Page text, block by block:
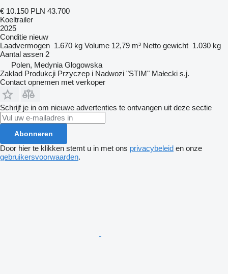
€ 10.150 PLN 43.700
Koeltrailer
2025
Conditie nieuw
Laadvermogen 1.670 kg Volume 12,79 m³ Netto gewicht 1.030 kg
Aantal assen 2
Polen, Medynia Głogowska
Zakład Produkcji Przyczep i Nadwozi "STIM" Małecki s.j.
Contact opnemen met verkoper
Schrijf je in om nieuwe advertenties te ontvangen uit deze sectie
Abonneren
Door hier te klikken stemt u in met ons privacybeleid en onze
gebruikersvoorwaarden.